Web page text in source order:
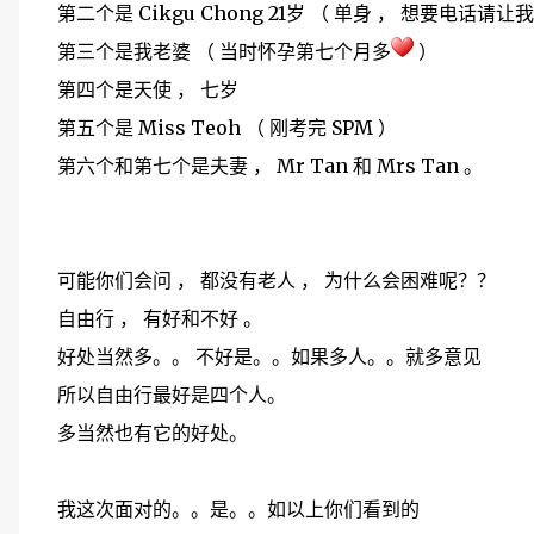
第二个是 Cikgu Chong 21岁 （ 单身 ， 想要电话请让
第三个是我老婆 （ 当时怀孕第七个月多
）
第四个是天使 ， 七岁
第五个是 Miss Teoh （ 刚考完 SPM ）
第六个和第七个是夫妻 ， Mr Tan 和 Mrs Tan 。
可能你们会问 ， 都没有老人 ， 为什么会困难呢？？
自由行 ， 有好和不好 。
好处当然多。。 不好是。。如果多人。。就多意见
所以自由行最好是四个人。
多当然也有它的好处。
我这次面对的。。是。。如以上你们看到的